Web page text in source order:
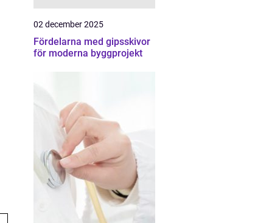
02 december 2025
Fördelarna med gipsskivor
för moderna byggprojekt